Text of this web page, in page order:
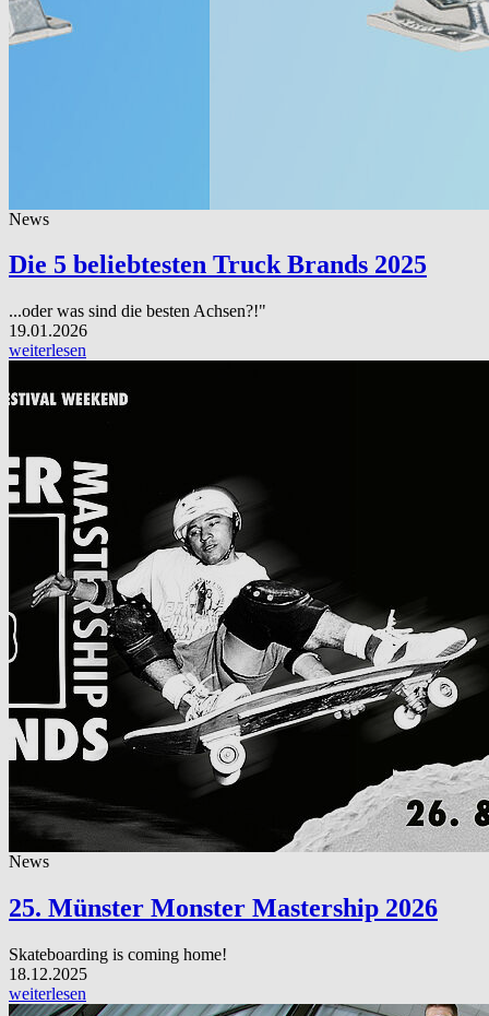
News
Die 5 beliebtesten Truck Brands 2025
...oder was sind die besten Achsen?!"
19.01.2026
weiterlesen
News
25. Münster Monster Mastership 2026
Skateboarding is coming home!
18.12.2025
weiterlesen